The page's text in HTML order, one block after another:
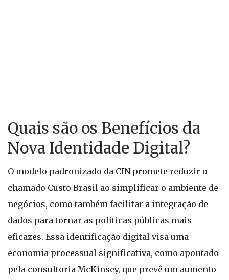
Quais são os Benefícios da
Nova Identidade Digital?
O modelo padronizado da CIN promete reduzir o
chamado Custo Brasil ao simplificar o ambiente de
negócios, como também facilitar a integração de
dados para tornar as políticas públicas mais
eficazes. Essa identificação digital visa uma
economia processual significativa, como apontado
pela consultoria McKinsey, que prevê um aumento